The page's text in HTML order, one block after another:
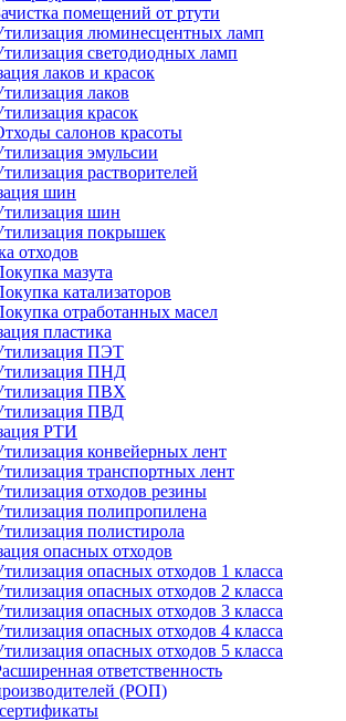
помещений от ртути
люминесцентных ламп
светодиодных ламп
лаков и красок
лаков
красок
салонов красоты
эмульсии
растворителей
шин
шин
покрышек
отходов
мазута
катализаторов
отработанных масел
пластика
ПЭТ
ПНД
ПВХ
ПВД
РТИ
конвейерных лент
транспортных лент
отходов резины
полипропилена
полистирола
опасных отходов
опасных отходов 1 класса
опасных отходов 2 класса
опасных отходов 3 класса
опасных отходов 4 класса
опасных отходов 5 класса
ответственность
(РОП)